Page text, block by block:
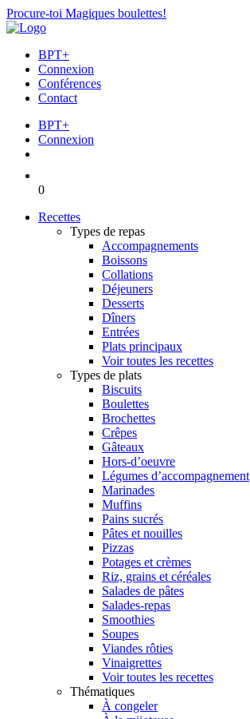
Procure-toi Magiques boulettes!
BPT+
Connexion
Conférences
Contact
BPT+
Connexion
0
Recettes
Types de repas
Accompagnements
Boissons
Collations
Déjeuners
Desserts
Dîners
Entrées
Plats principaux
Voir toutes les recettes
Types de plats
Biscuits
Boulettes
Brochettes
Crêpes
Gâteaux
Hors-d’oeuvre
Légumes d’accompagnement
Marinades
Muffins
Pains sucrés
Pâtes et nouilles
Pizzas
Potages et crèmes
Riz, grains et céréales
Salades de pâtes
Salades-repas
Smoothies
Soupes
Viandes rôties
Vinaigrettes
Voir toutes les recettes
Thématiques
À congeler